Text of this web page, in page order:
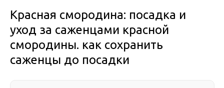
Красная смородина: посадка и
уход за саженцами красной
смородины. как сохранить
саженцы до посадки